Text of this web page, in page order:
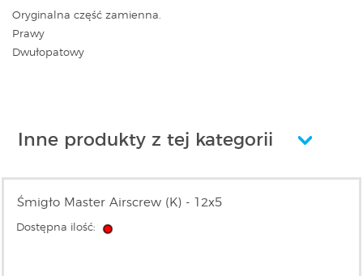
Oryginalna część zamienna.
Prawy
Dwułopatowy
Inne produkty z tej kategorii
Śmigło Master Airscrew (K) - 12x5
Dostępna ilość: